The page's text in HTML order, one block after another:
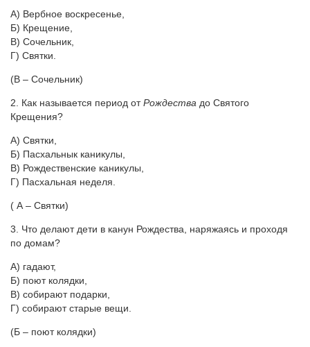
А) Вербное воскресенье,
Б) Крещение,
В) Сочельник,
Г) Святки.
(В – Сочельник)
2. Как называется период отРождества до Святого
Крещения?
А) Святки,
Б) Пасхальнык каникулы,
В) Рождественские каникулы,
Г) Пасхальная неделя.
( А – Святки)
3. Что делают дети в канун Рождества, наряжаясь и проходя
по домам?
А) гадают,
Б) поют колядки,
В) собирают подарки,
Г) собирают старые вещи.
(Б – поют колядки)